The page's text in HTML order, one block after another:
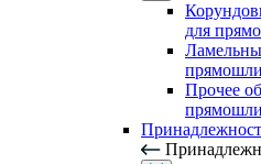
для
Прочее